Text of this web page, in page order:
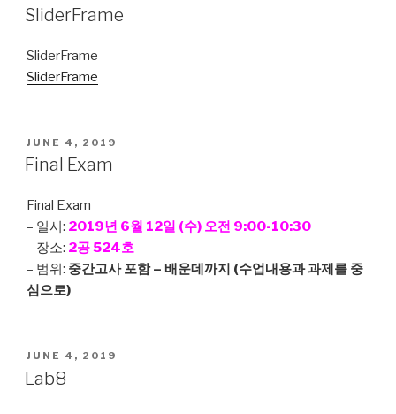
ON
SliderFrame
SliderFrame
SliderFrame
POSTED
ON
JUNE 4, 2019
Final Exam
Final Exam
– 일시: 2019년 6월 12일 (수) 오전 9:00-10:30
– 장소: 2공 524호
– 범위: 중간고사 포함 – 배운데까지 (수업내용과 과제를 중
심으로)
POSTED
ON
JUNE 4, 2019
Lab8